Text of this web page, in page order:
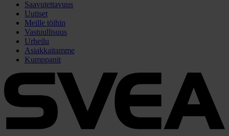
Saavutettavuus
Uutiset
Meille töihin
Vastuullisuus
Urheilu
Asiakkaitamme
Kumppanit